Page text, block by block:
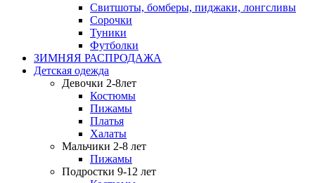
Свитшоты, бомберы, пиджаки, лонгсливы
Сорочки
Туники
Футболки
ЗИМНЯЯ РАСПРОДАЖА
Детская одежда
Девочки 2-8лет
Костюмы
Пижамы
Платья
Халаты
Мальчики 2-8 лет
Пижамы
Подростки 9-12 лет